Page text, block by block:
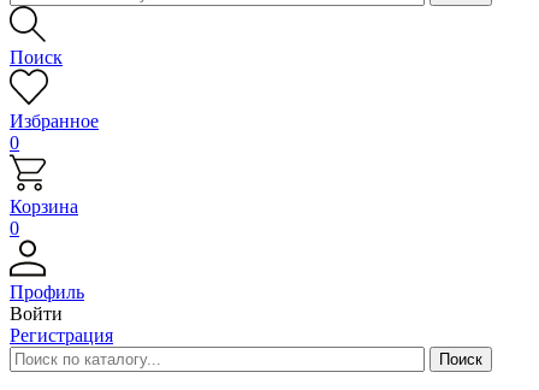
Поиск
Избранное
0
Корзина
0
Профиль
Войти
Регистрация